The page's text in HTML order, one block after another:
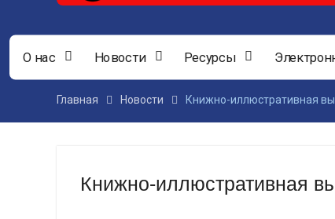
О нас Новости Ресурсы
Главная Новости Книжно-иллюстративная
Книжно-иллюстративная